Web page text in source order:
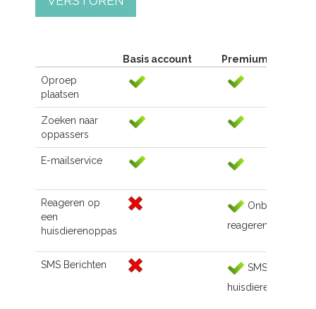
Basis account
Premium account
Oproep
plaatsen
Zoeken naar
oppassers
E-mailservice
Reageren op
een
huisdierenoppas
Onbeperkt
reageren
SMS Berichten
SMS naar de
huisdierenoppas